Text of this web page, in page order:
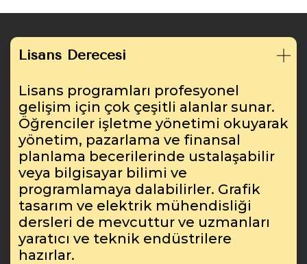
Lisans Derecesi
Lisans programları profesyonel
gelişim için çok çeşitli alanlar sunar.
Öğrenciler işletme yönetimi okuyarak
yönetim, pazarlama ve finansal
planlama becerilerinde ustalaşabilir
veya bilgisayar bilimi ve
programlamaya dalabilirler. Grafik
tasarım ve elektrik mühendisliği
dersleri de mevcuttur ve uzmanları
yaratıcı ve teknik endüstrilere
hazırlar.